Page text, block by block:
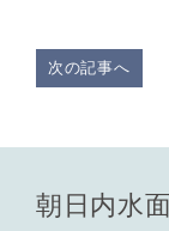
次の記事へ
朝日内水